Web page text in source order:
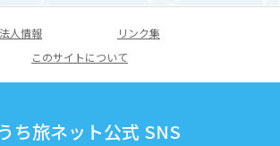
法人情報
リンク集
このサイトについて
ち旅ネット公式 SNS